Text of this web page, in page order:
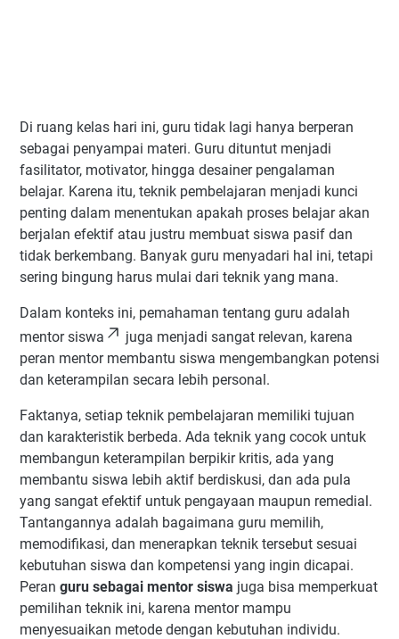
Di ruang kelas hari ini, guru tidak lagi hanya berperan
sebagai penyampai materi. Guru dituntut menjadi
fasilitator, motivator, hingga desainer pengalaman
belajar. Karena itu, teknik pembelajaran menjadi kunci
penting dalam menentukan apakah proses belajar akan
berjalan efektif atau justru membuat siswa pasif dan
tidak berkembang. Banyak guru menyadari hal ini, tetapi
sering bingung harus mulai dari teknik yang mana.
Dalam konteks ini, pemahaman tentang guru adalah
mentor siswa
juga menjadi sangat relevan, karena
peran mentor membantu siswa mengembangkan potensi
dan keterampilan secara lebih personal.
Faktanya, setiap teknik pembelajaran memiliki tujuan
dan karakteristik berbeda. Ada teknik yang cocok untuk
membangun keterampilan berpikir kritis, ada yang
membantu siswa lebih aktif berdiskusi, dan ada pula
yang sangat efektif untuk pengayaan maupun remedial.
Tantangannya adalah bagaimana guru memilih,
memodifikasi, dan menerapkan teknik tersebut sesuai
kebutuhan siswa dan kompetensi yang ingin dicapai.
Peran guru sebagai mentor siswa juga bisa memperkuat
pemilihan teknik ini, karena mentor mampu
menyesuaikan metode dengan kebutuhan individu.